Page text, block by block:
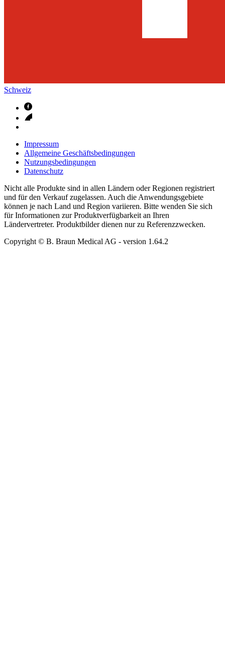
Schweiz
Impressum
Allgemeine Geschäftsbedingungen
Nutzungsbedingungen
Datenschutz
Nicht alle Produkte sind in allen Ländern oder Regionen registriert
und für den Verkauf zugelassen. Auch die Anwendungsgebiete
können je nach Land und Region variieren. Bitte wenden Sie sich
für Informationen zur Produktverfügbarkeit an Ihren
Ländervertreter. Produktbilder dienen nur zu Referenzzwecken.
Copyright © B. Braun Medical AG - version 1.64.2